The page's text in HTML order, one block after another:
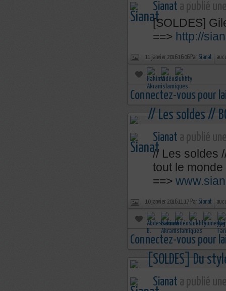
Sianat a publié
[SOLDES]
==> http://
11 janvier 2016 16:06 Par Sianat
Connectez-vous pour
Sianat a publié
// Les soldes
tout le monde
==>
10 janvier 2016 11:17 Par Sianat
Connectez-vous pour
Sianat a publié